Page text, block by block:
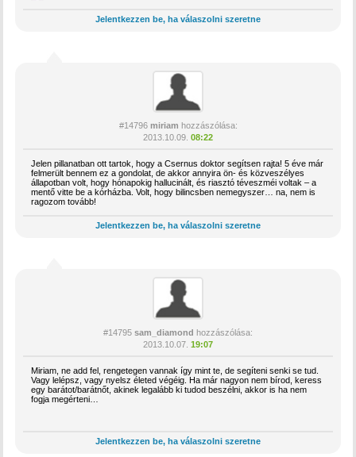
Jelentkezzen be, ha válaszolni szeretne
#14796 miriam hozzászólása:
2013.10.09. 08:22
Jelen pillanatban ott tartok, hogy a Csernus doktor segítsen rajta! 5 éve már
felmerült bennem ez a gondolat, de akkor annyira ön- és közveszélyes
állapotban volt, hogy hónapokig hallucinált, és riasztó téveszméi voltak – a
mentő vitte be a kórházba. Volt, hogy bilincsben nemegyszer… na, nem is
ragozom tovább!
Jelentkezzen be, ha válaszolni szeretne
#14795 sam_diamond hozzászólása:
2013.10.07. 19:07
Miriam, ne add fel, rengetegen vannak így mint te, de segíteni senki se tud.
Vagy lelépsz, vagy nyelsz életed végéig. Ha már nagyon nem bírod, keress
egy barátot/barátnőt, akinek legalább ki tudod beszélni, akkor is ha nem
fogja megérteni…
Jelentkezzen be, ha válaszolni szeretne